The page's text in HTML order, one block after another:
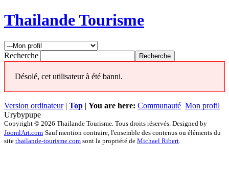
Thailande Tourisme
Recherche
Désolé, cet utilisateur à été banni.
Version ordinateur| Top | You are here: Communauté Mon profil
Urybypupe
Copyright © 2026 Thailande Tourisme. Tous droits réservés. Designed by
JoomlArt.com Sauf mention contraire, l'ensemble des contenus ou éléments du
site thailande-tourisme.com sont la propriété de Michael Ribert